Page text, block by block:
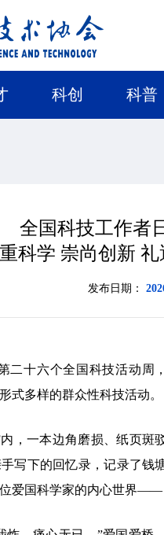
科创 科普
全国科技工作者
科学 崇尚创新
发布日期：
二十六个全国科技活动周
式多样的群众性科技活动。
，一本边角磨损、纸页斑
写下的回忆录，记录了钱
爱国科学家的内心世界——